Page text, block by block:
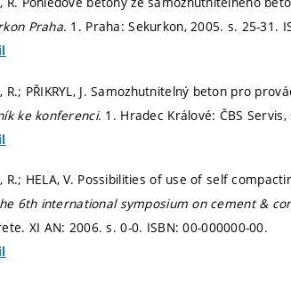
Praha. 1. Praha: Sekurkon, 2005. s. 25-31.
R.; PŘIKRYL, J. Samozhutnitelný beton pro
ke konferenci. 1. Hradec Králové: ČBS
R.; HELA, V. Possibilities of use of self
6th international symposium on cement &
XI AN: 2006.s. 0-0. ISBN: 00-000000-00.